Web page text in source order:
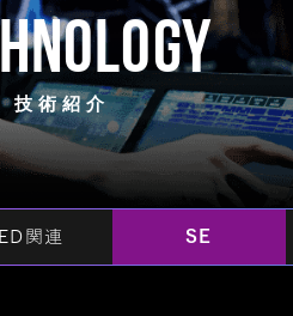
技術紹介
関連 SE